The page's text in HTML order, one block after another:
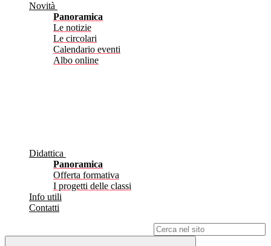
Novità
Panoramica
Le notizie
Le circolari
Calendario eventi
Albo online
Didattica
Panoramica
Offerta formativa
I progetti delle classi
Info utili
Contatti